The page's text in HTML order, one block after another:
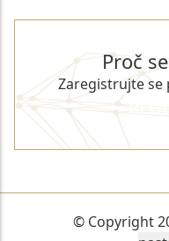
Proč
Zaregistrujte se
© Copyright